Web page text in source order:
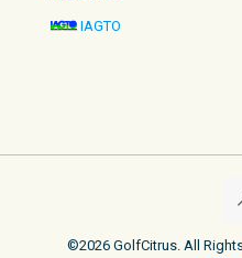
IAGTO
©2026 GolfCitrus. All